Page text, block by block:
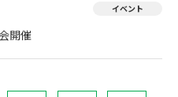
イベント
開催